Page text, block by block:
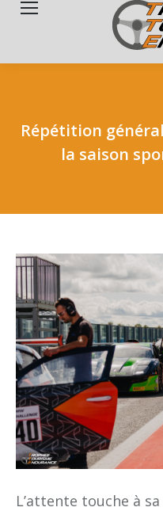
Répétition
la saison
L’attente touche à